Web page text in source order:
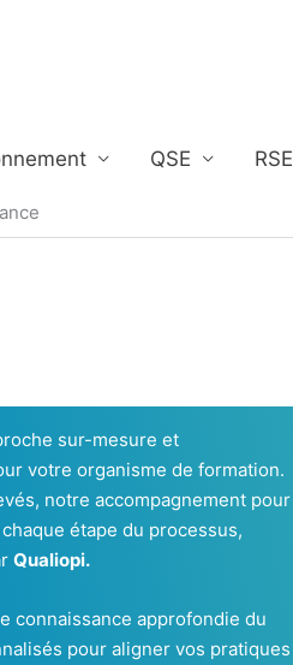
QSE RSE
sur-mesure et
votre organisme de formation.
notre accompagnement pour
étape du processus,
Qualiopi.
connaissance approfondie du
pour aligner vos pratiques